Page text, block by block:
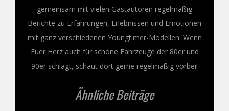
gemeinsam mit vielen Gastautoren regelmäßig
Berichte zu Erfahrungen, Erlebnissen und Emotionen
mit ganz verschiedenen Youngtimer-Modellen. Wenn
Euer Herz auch für schöne Fahrzeuge der 80er und
90er schlägt, schaut dort gerne regelmäßig vorbei!
Ähnliche Beiträge